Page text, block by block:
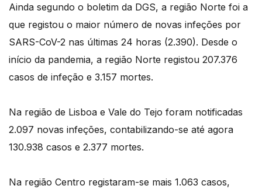
Ainda segundo o boletim da DGS, a região Norte foi a
que registou o maior número de novas infeções por
SARS-CoV-2 nas últimas 24 horas (2.390). Desde o
início da pandemia, a região Norte registou 207.376
casos de infeção e 3.157 mortes.
Na região de Lisboa e Vale do Tejo foram notificadas
2.097 novas infeções, contabilizando-se até agora
130.938 casos e 2.377 mortes.
Na região Centro registaram-se mais 1.063 casos,